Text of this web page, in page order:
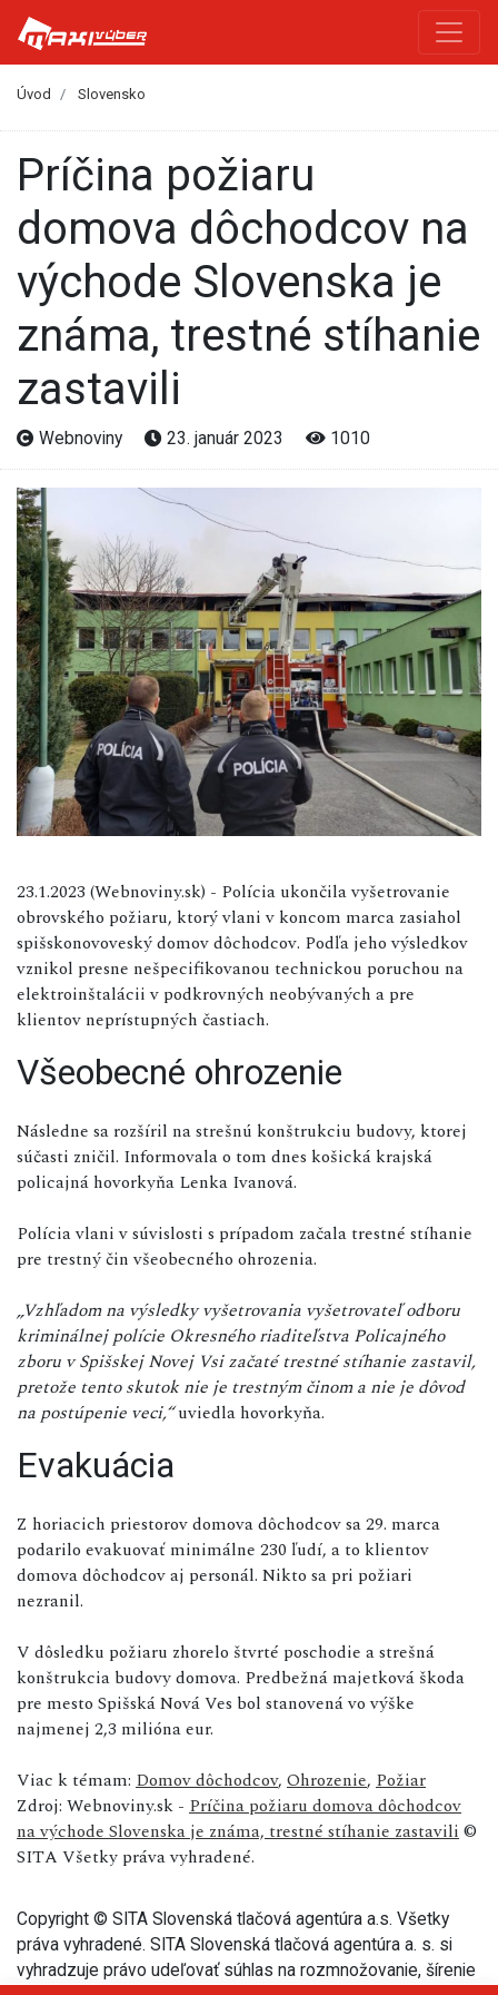
Úvod Slovensko
Príčina požiaru
domova dôchodcov na
východe Slovenska je
známa, trestné stíhanie
zastavili
Webnoviny 23. január 2023 1010
23.1.2023 (Webnoviny.sk) - Polícia ukončila vyšetrovanie
obrovského požiaru, ktorý vlani v koncom marca zasiahol
spišskonovoveský domov dôchodcov. Podľa jeho výsledkov
vznikol presne nešpecifikovanou technickou poruchou na
elektroinštalácii v podkrovných neobývaných a pre
klientov neprístupných častiach.
Všeobecné ohrozenie
Následne sa rozšíril na strešnú konštrukciu budovy, ktorej
súčasti zničil. Informovala o tom dnes košická krajská
policajná hovorkyňa Lenka Ivanová.
Polícia vlani v súvislosti s prípadom začala trestné stíhanie
pre trestný čin všeobecného ohrozenia.
„Vzhľadom na výsledky vyšetrovania vyšetrovateľ odboru
kriminálnej polície Okresného riaditeľstva Policajného
zboru v Spišskej Novej Vsi začaté trestné stíhanie zastavil,
pretože tento skutok nie je trestným činom a nie je dôvod
na postúpenie veci,“uviedla hovorkyňa.
Evakuácia
Z horiacich priestorov domova dôchodcov sa 29. marca
podarilo evakuovať minimálne 230 ľudí, a to klientov
domova dôchodcov aj personál. Nikto sa pri požiari
nezranil.
V dôsledku požiaru zhorelo štvrté poschodie a strešná
konštrukcia budovy domova. Predbežná majetková škoda
pre mesto Spišská Nová Ves bol stanovená vo výške
najmenej 2,3 milióna eur.
Viac k témam: Domov dôchodcov, Ohrozenie, Požiar
Zdroj: Webnoviny.sk - Príčina požiaru domova dôchodcov
na východe Slovenska je známa, trestné stíhanie zastavili©
SITA Všetky práva vyhradené.
Copyright © SITA Slovenská tlačová agentúra a.s. Všetky
práva vyhradené. SITA Slovenská tlačová agentúra a. s. si
vyhradzuje právo udeľovať súhlas na rozmnožovanie, šírenie